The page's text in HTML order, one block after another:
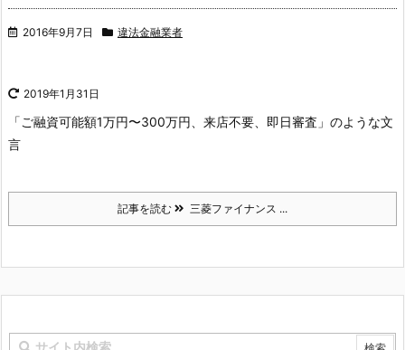
2016年9月7日 違法金融業者
2019年1月31日
「ご融資可能額1万円〜300万円、来店不要、即日審査」のような文
言
記事を読む 三菱ファイナンス ...